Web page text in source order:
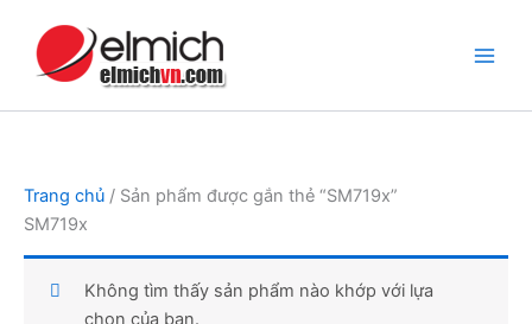
Trang chủ / Sản phẩm được gắn thẻ “SM719x”
SM719x
Không tìm thấy sản phẩm nào khớp với lựa
chọn của bạn.